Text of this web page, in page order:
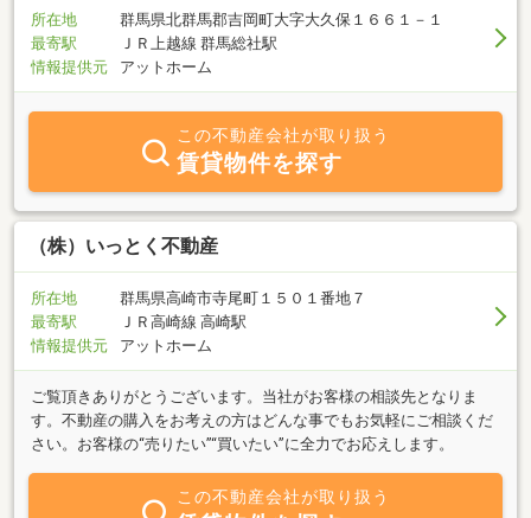
所在地
群馬県北群馬郡吉岡町大字大久保１６６１－１
最寄駅
ＪＲ上越線 群馬総社駅
情報提供元
アットホーム
この不動産会社が取り扱う
賃貸物件を探す
（株）いっとく不動産
所在地
群馬県高崎市寺尾町１５０１番地７
最寄駅
ＪＲ高崎線 高崎駅
情報提供元
アットホーム
ご覧頂きありがとうございます。当社がお客様の相談先となりま
す。不動産の購入をお考えの方はどんな事でもお気軽にご相談くだ
さい。お客様の“売りたい”“買いたい”に全力でお応えします。
この不動産会社が取り扱う